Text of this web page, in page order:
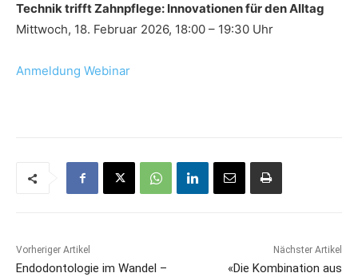
Technik trifft Zahnpflege: Innovationen für den Alltag
Mittwoch, 18. Februar 2026, 18:00 – 19:30 Uhr
Anmeldung Webinar
Vorheriger Artikel
Endodontologie im Wandel –
Nächster Artikel
«Die Kombination aus